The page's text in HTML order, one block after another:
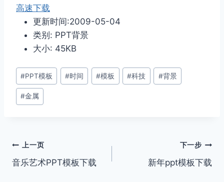
高速下载
更新时间:2009-05-04
类别: PPT背景
大小: 45KB
文
章
标
#PPT模板 #时间 #模板 #科技 #背景
#金属
文
章
上一页
音乐艺术PPT模板下载
下一步
新年ppt模板下载